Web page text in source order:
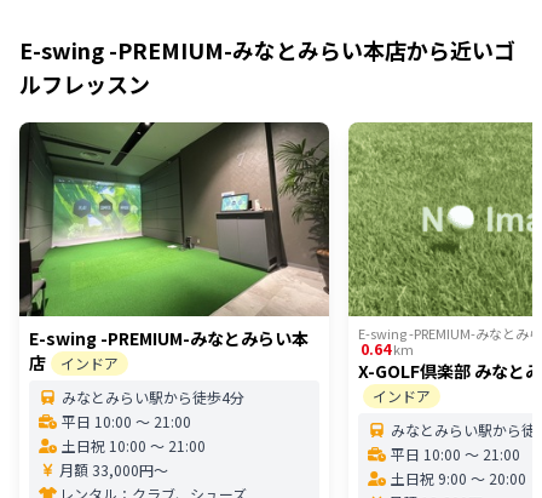
E-swing -PREMIUM-みなとみらい本店から近いゴ
ルフレッスン
E-swing -PREMIUM-みなとみらい本
店
インドア
みなとみらい駅から徒歩4分
平日 10:00 〜 21:00
土日祝 10:00 〜 21:00
月額 33,000円〜
レンタル： クラブ、シューズ
E-swing -PREMIUM-みなとみ
0.64km
X-GOLF倶楽部 みなと
インドア
みなとみらい駅から徒
平日 10:00 〜 21:00
土日祝 9:00 〜 20:00